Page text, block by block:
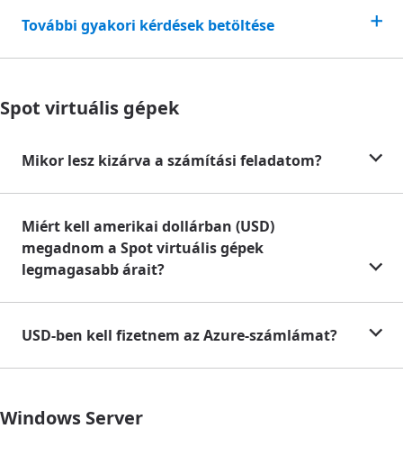
További gyakori kérdések betöltése
Spot virtuális gépek
Mikor lesz kizárva a számítási feladatom?
Miért kell amerikai dollárban (USD)
megadnom a Spot virtuális gépek
legmagasabb árait?
USD-ben kell fizetnem az Azure-számlámat?
Windows Server